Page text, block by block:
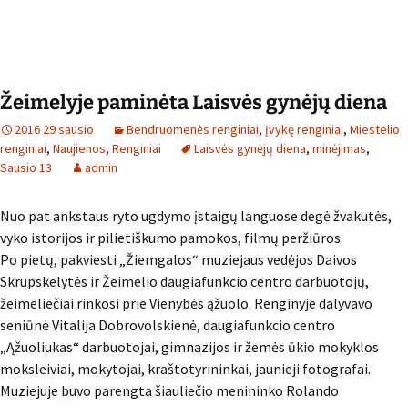
Žeimelyje paminėta Laisvės gynėjų diena
2016 29 sausio Bendruomenės renginiai, Įvykę renginiai, Miestelio
renginiai, Naujienos, Renginiai Laisvės gynėjų diena, minėjimas,
Sausio 13
admin
Nuo pat ankstaus ryto ugdymo įstaigų languose degė žvakutės,
vyko istorijos ir pilietiškumo pamokos, filmų peržiūros.
Po pietų, pakviesti „Žiemgalos“ muziejaus vedėjos Daivos
Skrupskelytės ir Žeimelio daugiafunkcio centro darbuotojų,
žeimeliečiai rinkosi prie Vienybės ąžuolo. Renginyje dalyvavo
seniūnė Vitalija Dobrovolskienė, daugiafunkcio centro
„Ąžuoliukas“ darbuotojai, gimnazijos ir žemės ūkio mokyklos
moksleiviai, mokytojai, kraštotyrininkai, jaunieji fotografai.
Muziejuje buvo parengta šiauliečio menininko Rolando